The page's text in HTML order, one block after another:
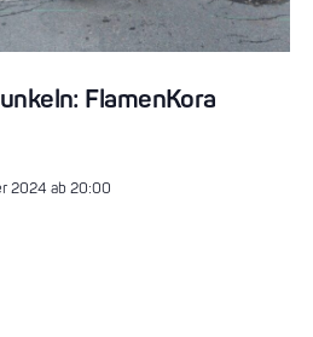
FlamenKora
2024 ab 20:00